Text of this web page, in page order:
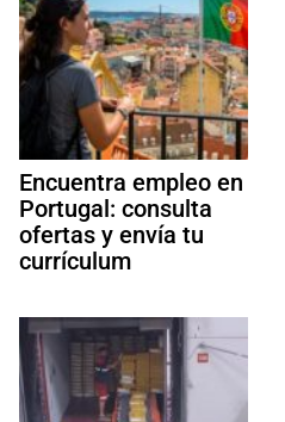
Encuentra empleo en
Portugal: consulta
ofertas y envía tu
currículum